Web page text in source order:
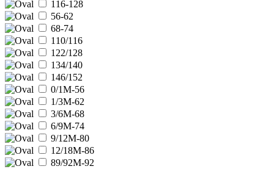
116-128
56-62
68-74
110/116
122/128
134/140
146/152
0/1M-56
1/3M-62
3/6M-68
6/9M-74
9/12M-80
12/18M-86
89/92M-92